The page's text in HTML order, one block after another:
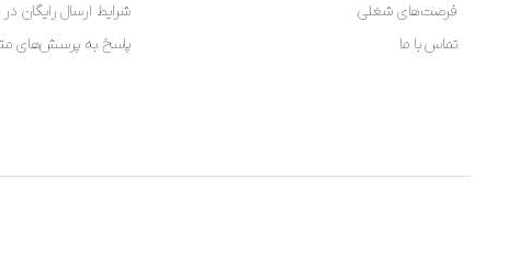
فرصت‌های شغلی
تماس با ما
شرایط ارسال رایگان
پاسخ به پرسش‌های